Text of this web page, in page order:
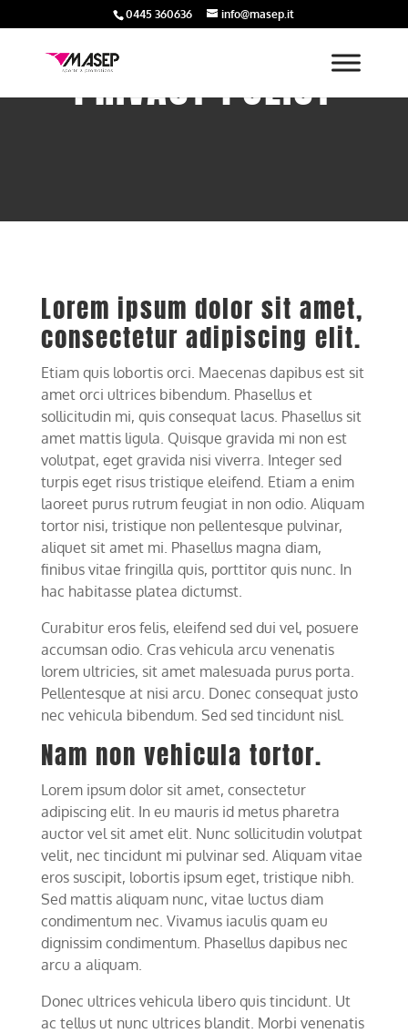
0445 360636 info@masep.it
PRIVACY POLICY
Lorem ipsum dolor sit amet,
consectetur adipiscing elit.
Etiam quis lobortis orci. Maecenas dapibus est sit
amet orci ultrices bibendum. Phasellus et
sollicitudin mi, quis consequat lacus. Phasellus sit
amet mattis ligula. Quisque gravida mi non est
volutpat, eget gravida nisi viverra. Integer sed
turpis eget risus tristique eleifend. Etiam a enim
laoreet purus rutrum feugiat in non odio. Aliquam
tortor nisi, tristique non pellentesque pulvinar,
aliquet sit amet mi. Phasellus magna diam,
finibus vitae fringilla quis, porttitor quis nunc. In
hac habitasse platea dictumst.
Curabitur eros felis, eleifend sed dui vel, posuere
accumsan odio. Cras vehicula arcu venenatis
lorem ultricies, sit amet malesuada purus porta.
Pellentesque at nisi arcu. Donec consequat justo
nec vehicula bibendum. Sed sed tincidunt nisl.
Nam non vehicula tortor.
Lorem ipsum dolor sit amet, consectetur
adipiscing elit. In eu mauris id metus pharetra
auctor vel sit amet elit. Nunc sollicitudin volutpat
velit, nec tincidunt mi pulvinar sed. Aliquam vitae
eros suscipit, lobortis ipsum eget, tristique nibh.
Sed mattis aliquam nunc, vitae luctus diam
condimentum nec. Vivamus iaculis quam eu
dignissim condimentum. Phasellus dapibus nec
arcu a aliquam.
Donec ultrices vehicula libero quis tincidunt. Ut
ac tellus ut nunc ultrices blandit. Morbi venenatis